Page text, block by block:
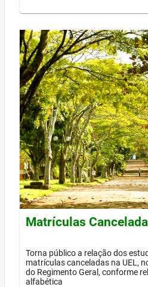
Matrículas
Torna público a relação dos
matrículas canceladas na UEL,
do Regimento Geral, conforme
alfabética